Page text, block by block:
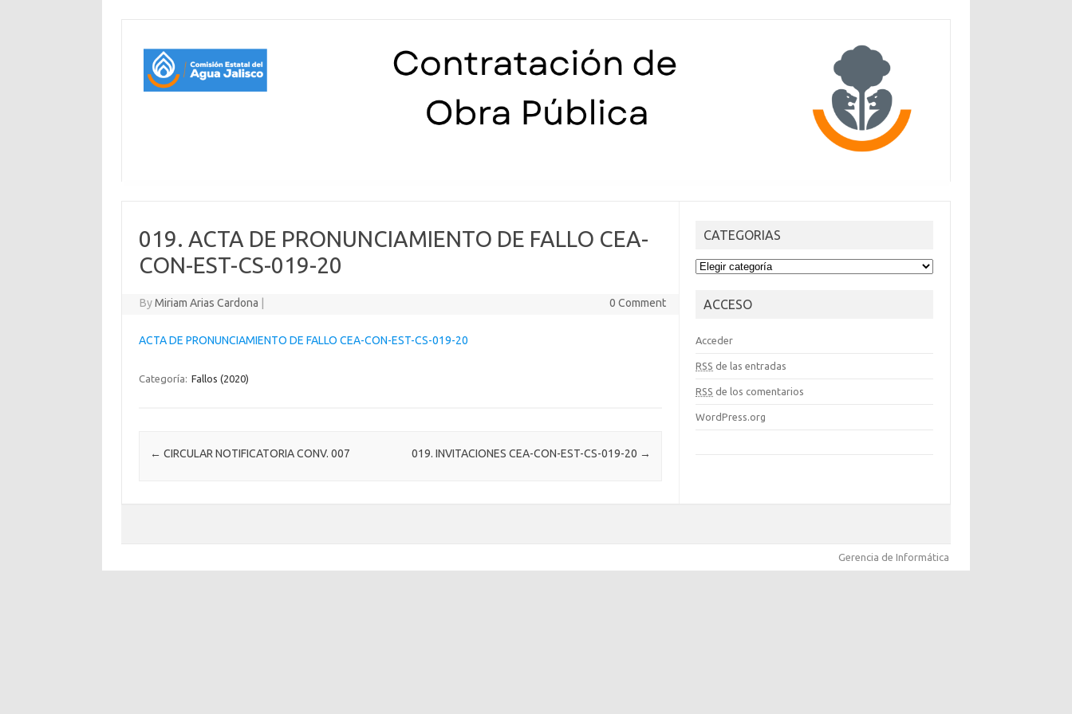
019. ACTA DE PRONUNCIAMIENTO DE FALLO CEA-
CON-EST-CS-019-20
ByMiriam Arias Cardona 0 Comment
ACTA DE PRONUNCIAMIENTO DE FALLO CEA-CON-EST-CS-019-20
Categoría: Fallos (2020)
Post navigation
← CIRCULAR NOTIFICATORIA CONV. 007 019. INVITACIONES CEA-CON-EST-CS-019-20 →
CATEGORIAS
CATEGORIAS
ACCESO
Acceder
RSS de las entradas
RSS de los comentarios
WordPress.org
Gerencia de Informática